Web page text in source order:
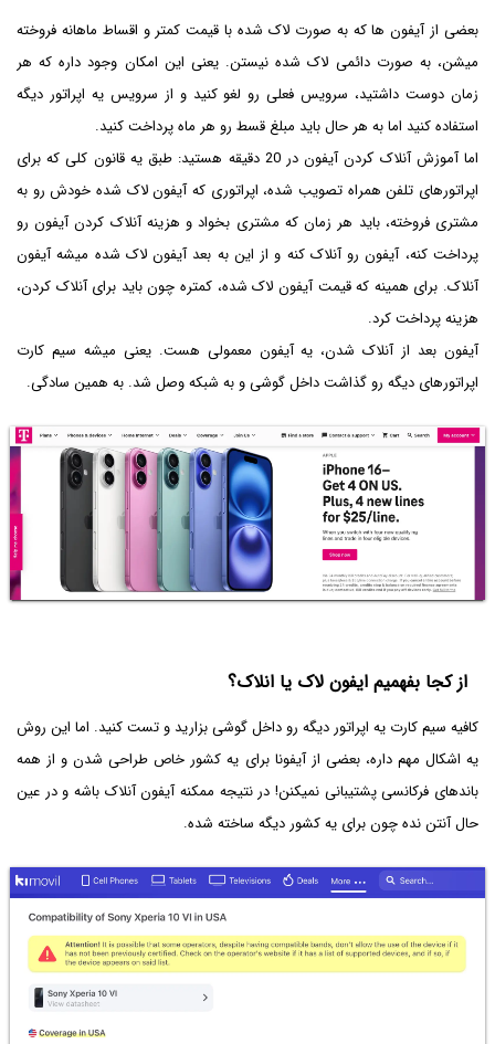
بعضی از آیفون ها که به صورت لاک شده با قیمت کمتر و اقساط ماهانه فروخته
میشن، به صورت دائمی لاک شده نیستن. یعنی این امکان وجود داره که هر
زمان دوست داشتید، سرویس فعلی رو لغو کنید و از سرویس یه اپراتور دیگه
استفاده کنید اما به هر حال باید مبلغ قسط رو هر ماه پرداخت کنید.
اما آموزش آنلاک كردن آیفون در 20 دقیقه هستید: طبق یه قانون کلی که برای
اپراتورهای تلفن همراه تصویب شده، اپراتوری که آیفون لاک شده خودش رو به
مشتری فروخته، باید هر زمان که مشتری بخواد و هزینه آنلاک کردن آیفون رو
پرداخت کنه، آیفون رو آنلاک کنه و از این به بعد آیفون لاک شده میشه آیفون
آنلاک. برای همینه که قیمت آیفون لاک شده، کمتره چون باید برای آنلاک کردن،
هزینه پرداخت کرد.
آیفون بعد از آنلاک شدن، یه آیفون معمولی هست. یعنی میشه سیم کارت
اپراتورهای دیگه رو گذاشت داخل گوشی و به شبکه وصل شد. به همین سادگی.
از کجا بفهمیم ایفون لاک یا انلاک؟
کافیه سیم کارت یه اپراتور دیگه رو داخل گوشی بزارید و تست کنید. اما این روش
یه اشکال مهم داره، بعضی از آیفونا برای یه کشور خاص طراحی شدن و از همه
باندهای فرکانسی پشتیبانی نمیکنن! در نتیجه ممکنه آیفون آنلاک باشه و در عین
حال آنتن نده چون برای یه کشور دیگه ساخته شده.